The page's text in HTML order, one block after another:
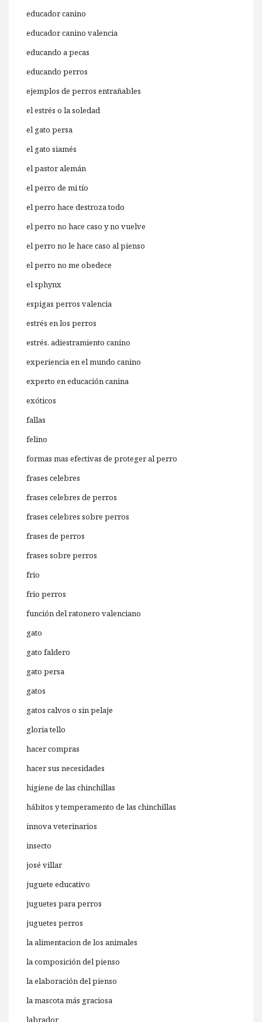
educador canino
educador canino valencia
educando a pecas
educando perros
ejemplos de perros entrañables
el estrés o la soledad
el gato persa
el gato siamés
el pastor alemán
el perro de mi tío
el perro hace destroza todo
el perro no hace caso y no vuelve
el perro no le hace caso al pienso
el perro no me obedece
el sphynx
espigas perros valencia
estrés en los perros
estrés. adiestramiento canino
experiencia en el mundo canino
experto en educación canina
exóticos
fallas
felino
formas mas efectivas de proteger al perro
frases celebres
frases celebres de perros
frases celebres sobre perros
frases de perros
frases sobre perros
frio
frio perros
función del ratonero valenciano
gato
gato faldero
gato persa
gatos
gatos calvos o sin pelaje
gloria tello
hacer compras
hacer sus necesidades
higiene de las chinchillas
hábitos y temperamento de las chinchillas
innova veterinarios
insecto
josé villar
juguete educativo
juguetes para perros
juguetes perros
la alimentacion de los animales
la composición del pienso
la elaboración del pienso
la mascota más graciosa
labrador